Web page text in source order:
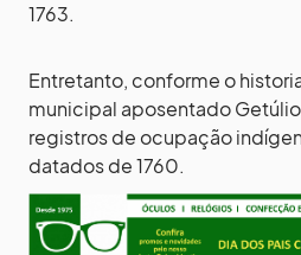
1763.
Entretanto, conforme o
municipal aposentado Getúlio
registros de ocupação
datados de 1760.